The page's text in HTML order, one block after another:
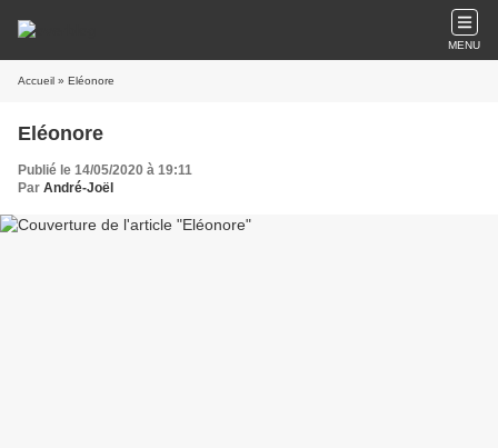
MENU
Accueil » Eléonore
Eléonore
Publié le 14/05/2020 à 19:11
Par André-Joël